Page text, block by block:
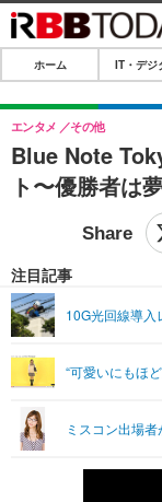
ホーム
IT・デジタル
IT・デジタル
ショッピン
SPEED TEST
エンタメ
グラビア
ショッピン
ライフTOP
リリース一覧
プッシュ通知の停止
ホーム IT・デジ
Blue Note
ト〜優勝者は
エンタメ その他
注目記事
10G光回線導入
“可愛いにもほ
ミスコン出場